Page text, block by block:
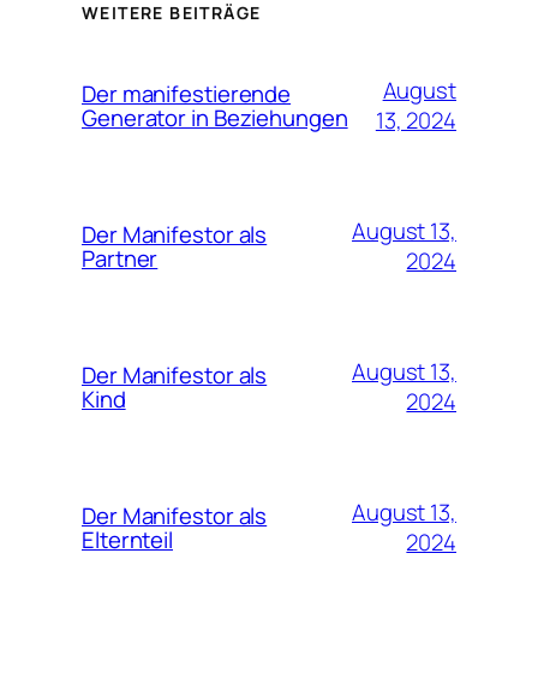
WEITERE BEITRÄGE
Der manifestierende
Generator in Beziehungen
August
13, 2024
Der Manifestor als
Partner
August 13,
2024
Der Manifestor als
Kind
August 13,
2024
Der Manifestor als
Elternteil
August 13,
2024